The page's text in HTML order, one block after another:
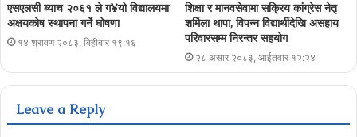
एसएलसी ब्याच २०६१ ले ग¥यो विद्यालयमा
अक्षयकोष स्थापना गर्ने घोषणा
१४ श्रावण २०८३, बिहीबार १९:१६
शिक्षा र मानवसेवामा सक्रिय कांग्रेस नेतृ
शर्मिला थापा, विपन्न विद्यार्थीदेखि असहाय
परिवारसम्म निरन्तर सहयोग
२८ असार २०८३, आईतवार १२:२४
Leave a Reply